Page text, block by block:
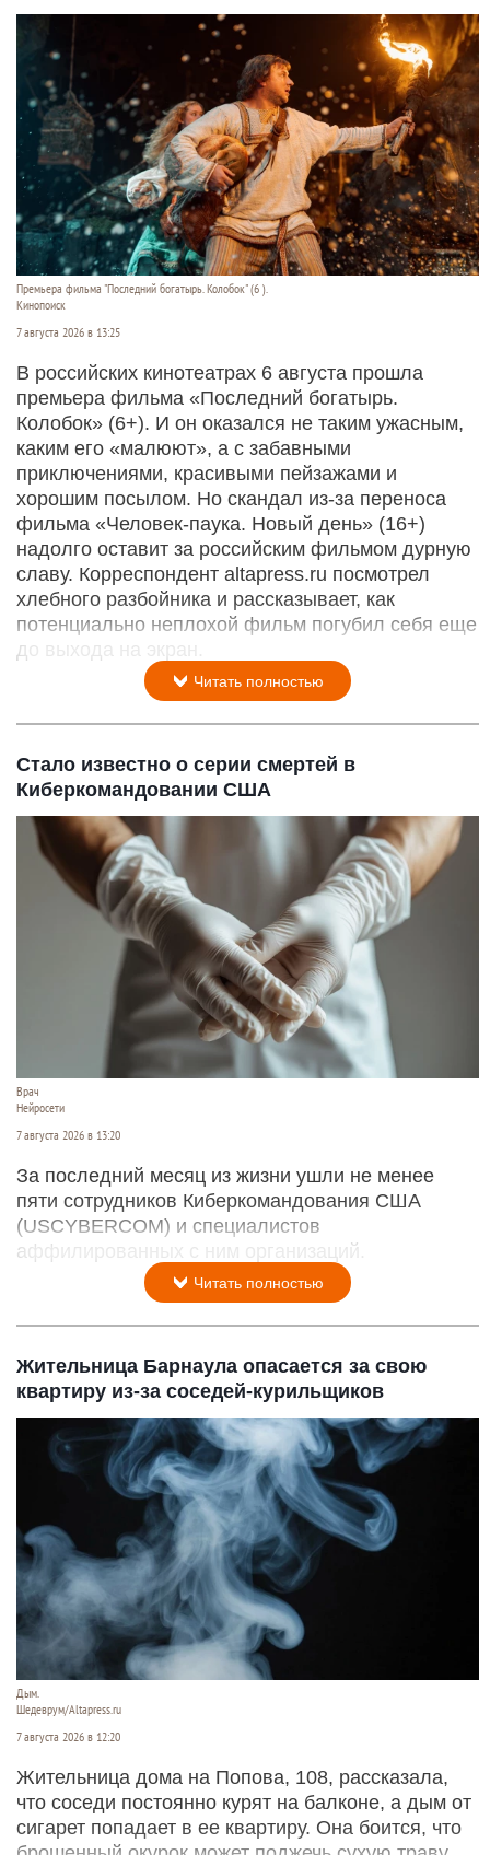
Премьера фильма "Последний богатырь. Колобок" (6 ).
Кинопоиск
7 августа 2026 в 13:25
В российских кинотеатрах 6 августа прошла
премьера фильма «Последний богатырь.
Колобок» (6+). И он оказался не таким ужасным,
каким его «малюют», а с забавными
приключениями, красивыми пейзажами и
хорошим посылом. Но скандал из-за переноса
фильма «Человек-паука. Новый день» (16+)
надолго оставит за российским фильмом дурную
славу. Корреспондент altapress.ru посмотрел
хлебного разбойника и рассказывает, как
потенциально неплохой фильм погубил себя еще
до выхода на экран.
Читать полностью
Стало известно о серии смертей в
Киберкомандовании США
Врач
Нейросети
7 августа 2026 в 13:20
За последний месяц из жизни ушли не менее
пяти сотрудников Киберкомандования США
(USCYBERCOM) и специалистов
аффилированных с ним организаций.
Читать полностью
Жительница Барнаула опасается за свою
квартиру из-за соседей-курильщиков
Дым.
Шедеврум/Altapress.ru
7 августа 2026 в 12:20
Жительница дома на Попова, 108, рассказала,
что соседи постоянно курят на балконе, а дым от
сигарет попадает в ее квартиру. Она боится, что